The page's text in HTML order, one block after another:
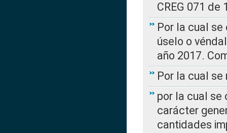
CREG 071 de
Por la cual
úselo o
año 2017.
Por la cual se
por la cual se
carácter
cantidades